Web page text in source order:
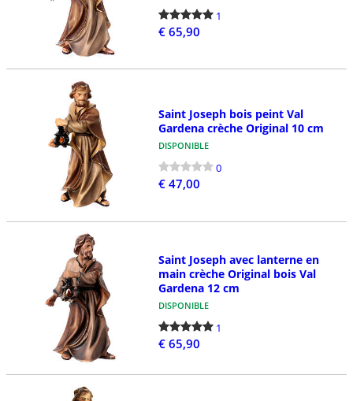
1
€ 65,90
Saint Joseph bois peint Val
Gardena crèche Original 10 cm
DISPONIBLE
0
€ 47,00
Saint Joseph avec lanterne en
main crèche Original bois Val
Gardena 12 cm
DISPONIBLE
1
€ 65,90